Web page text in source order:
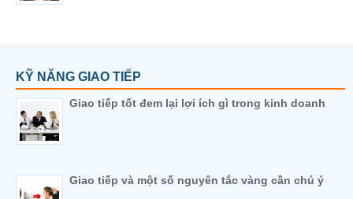
KỸ NĂNG GIAO TIẾP
Giao tiếp tốt đem lại lợi ích gì trong kinh doanh
Giao tiếp và một số nguyên tắc vàng cần chú ý